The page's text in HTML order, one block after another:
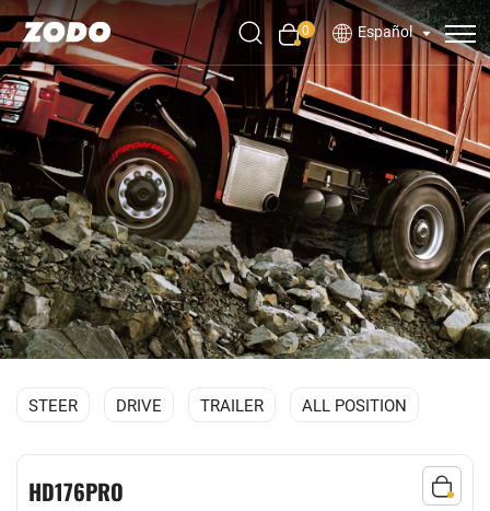
0 Español
STEER DRIVE TRAILER ALL POSITION
HD176PRO